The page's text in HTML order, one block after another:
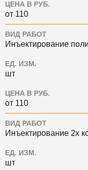
ЦЕНА В РУБ.
от 110
ВИД РАБОТ
Инъектирование
ЕД. ИЗМ.
шт
ЦЕНА В РУБ.
от 110
ВИД РАБОТ
Инъектирование 2х
ЕД. ИЗМ.
шт